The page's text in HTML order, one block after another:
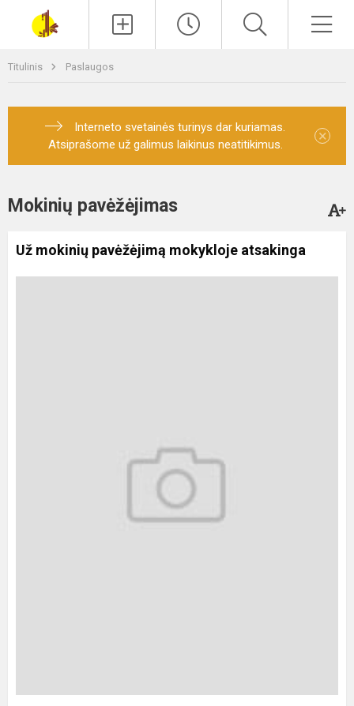
Titulinis Paslaugos
Interneto svetainės turinys dar kuriamas.
Atsiprašome už galimus laikinus neatitikimus.
×
Mokinių pavėžėjimas
Už mokinių pavėžėjimą mokykloje atsakinga